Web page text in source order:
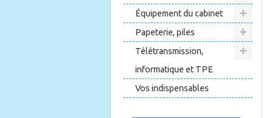
Équipement du cabinet
Papeterie, piles
Télétransmission,
informatique et TPE
Vos indispensables